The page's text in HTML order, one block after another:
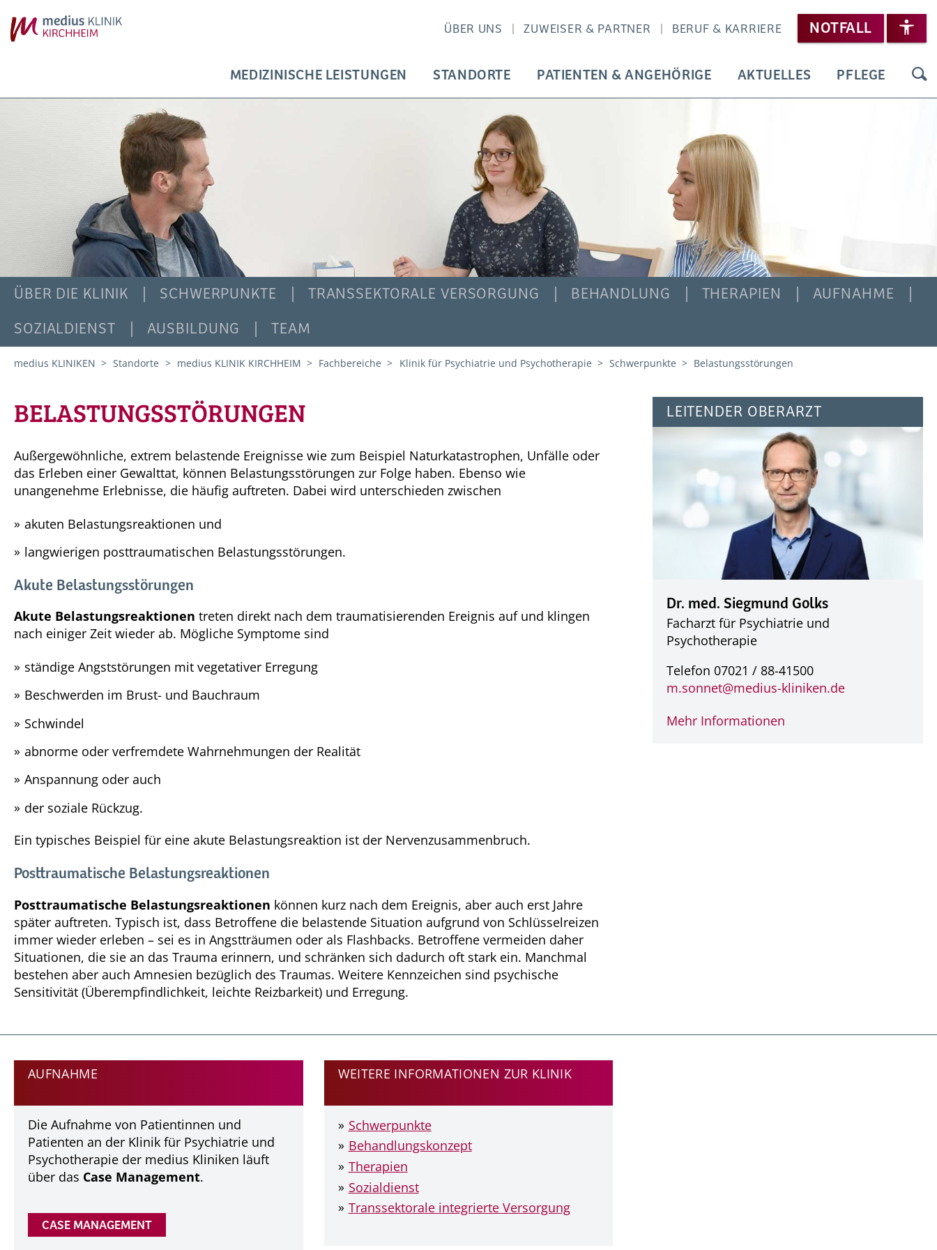
ÜBER UNS ZUWEISER & PARTNER BERUF & KARRIERE NOTFALL
MEDIZINISCHE LEISTUNGEN STANDORTE PATIENTEN & ANGEHÖRIGE AKTUELLES PFLEGE
ÜBER DIE KLINIK SCHWERPUNKTE TRANSSEKTORALE VERSORGUNG BEHANDLUNG THERAPIEN AUFNAHME
SOZIALDIENST AUSBILDUNG TEAM
medius KLINIKEN Standorte medius KLINIK KIRCHHEIM Fachbereiche Klinik für Psychiatrie und Psychotherapie Schwerpunkte Belastungsstörungen
BELASTUNGSSTÖRUNGEN
Außergewöhnliche, extrem belastende Ereignisse wie zum Beispiel Naturkatastrophen, Unfälle oder
das Erleben einer Gewalttat, können Belastungsstörungen zur Folge haben. Ebenso wie
unangenehme Erlebnisse, die häufig auftreten. Dabei wird unterschieden zwischen
akuten Belastungsreaktionen und
langwierigen posttraumatischen Belastungsstörungen.
Akute Belastungsstörungen
Akute Belastungsreaktionen treten direkt nach dem traumatisierenden Ereignis auf und klingen
nach einiger Zeit wieder ab. Mögliche Symptome sind
ständige Angststörungen mit vegetativer Erregung
Beschwerden im Brust- und Bauchraum
Schwindel
abnorme oder verfremdete Wahrnehmungen der Realität
Anspannung oder auch
der soziale Rückzug.
Ein typisches Beispiel für eine akute Belastungsreaktion ist der Nervenzusammenbruch.
Posttraumatische Belastungsreaktionen
Posttraumatische Belastungsreaktionen können kurz nach dem Ereignis, aber auch erst Jahre
später auftreten. Typisch ist, dass Betroffene die belastende Situation aufgrund von Schlüsselreizen
immer wieder erleben – sei es in Angstträumen oder als Flashbacks. Betroffene vermeiden daher
Situationen, die sie an das Trauma erinnern, und schränken sich dadurch oft stark ein. Manchmal
bestehen aber auch Amnesien bezüglich des Traumas. Weitere Kennzeichen sind psychische
Sensitivität (Überempfindlichkeit, leichte Reizbarkeit) und Erregung.
LEITENDER OBERARZT
Dr. med. Siegmund Golks
Facharzt für Psychiatrie und
Psychotherapie
Telefon 07021 / 88-41500
m.sonnet@medius-kliniken.de
Mehr Informationen
AUFNAHME
Die Aufnahme von Patientinnen und
Patienten an der Klinik für Psychiatrie und
Psychotherapie der medius Kliniken läuft
über das Case Management.
CASE MANAGEMENT
WEITERE INFORMATIONEN ZUR KLINIK
Schwerpunkte
Behandlungskonzept
Therapien
Sozialdienst
Transsektorale integrierte Versorgung